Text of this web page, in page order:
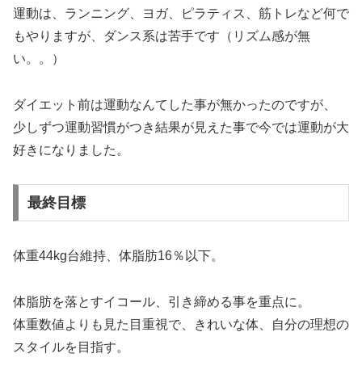
運動は、ランニング、ヨガ、ピラティス、筋トレなど何で
もやりますが、ダンス系は苦手です（リズム感が無
い。。）
ダイエット前は運動なんてした事が無かったのですが、
少しずつ運動習慣がつき結果が見えた事で今では運動が大
好きになりました。
最終目標
体重44kg台維持、体脂肪16％以下。
体脂肪を落とすイコール、引き締める事を重点に。
体重数値よりも見た目重視で、きれいな体、自分の理想の
スタイルを目指す。